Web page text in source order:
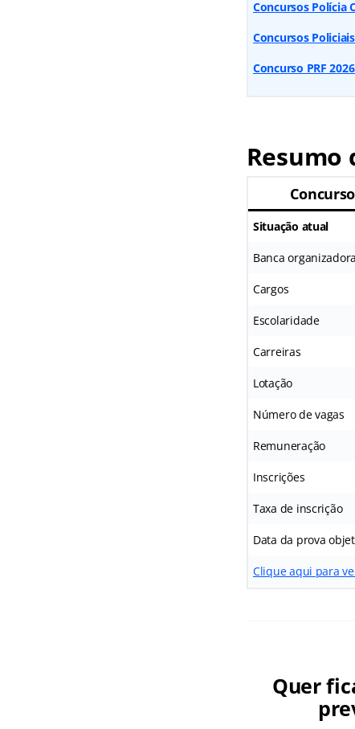
Concursos Polícia
Concursos
Concurso PRF
Resumo
Concurso
Situação atual
Banca organizadora
Cargos
Escolaridade
Carreiras
Lotação
Número de vagas
Remuneração
Inscrições
Taxa de inscrição
Data da prova
Clique aqui para
Quer